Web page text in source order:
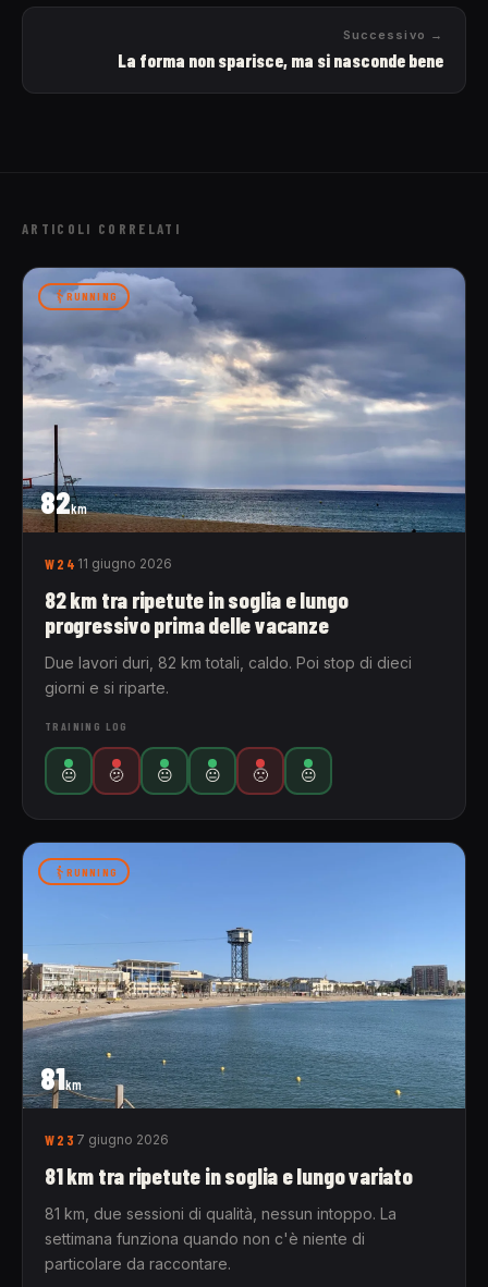
Successivo →
La forma non sparisce, ma si nasconde bene
ARTICOLI CORRELATI
82km
RUNNING
W24 11 giugno 2026
82 km tra ripetute in soglia e lungo
progressivo prima delle vacanze
Due lavori duri, 82 km totali, caldo. Poi stop di dieci
giorni e si riparte.
TRAINING LOG
😐 🫤 😐 😐 🙁 😐
81km
RUNNING
W23 7 giugno 2026
81 km tra ripetute in soglia e lungo variato
81 km, due sessioni di qualità, nessun intoppo. La
settimana funziona quando non c'è niente di
particolare da raccontare.